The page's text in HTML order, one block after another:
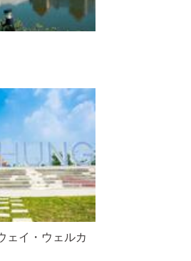
ェイ・ウェルカ